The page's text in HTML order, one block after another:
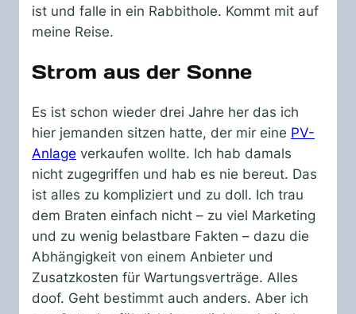
ist und falle in ein Rabbithole. Kommt mit auf
meine Reise.
Strom aus der Sonne
Es ist schon wieder drei Jahre her das ich
hier jemanden sitzen hatte, der mir eine PV-
Anlage verkaufen wollte. Ich hab damals
nicht zugegriffen und hab es nie bereut. Das
ist alles zu kompliziert und zu doll. Ich trau
dem Braten einfach nicht – zu viel Marketing
und zu wenig belastbare Fakten – dazu die
Abhängigkeit von einem Anbieter und
Zusatzkosten für Wartungsverträge. Alles
doof. Geht bestimmt auch anders. Aber ich